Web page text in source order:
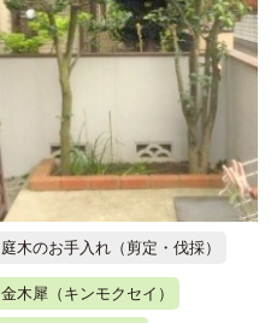
庭木のお手入れ（剪定・伐採）
金木犀（キンモクセイ）